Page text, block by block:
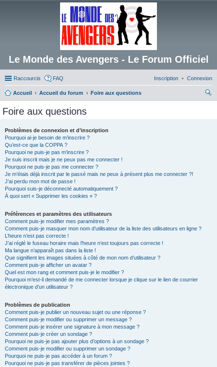
Le Monde des Avengers - Le Forum Officiel
Raccourcis FAQ Connexion
Inscription
Accueil Accueil du forum
Foire aux questions
Foire aux questions
Problèmes de connexion et d’inscription
Pourquoi ai-je besoin de m’inscrire ?
Qu’est-ce que la COPPA ?
Pourquoi ne puis-je pas m’inscrire ?
Je suis inscrit mais je ne peux pas me connecter !
Pourquoi ne puis-je pas me connecter ?
Je m’étais déjà inscrit par le passé mais ne peux à présent plus me connecter ?!
J’ai perdu mon mot de passe !
Pourquoi suis-je déconnecté automatiquement ?
À quoi sert « Supprimer les cookies » ?
Préférences et paramètres des utilisateurs
Comment puis-je modifier mes paramètres ?
Comment puis-je masquer mon nom d’utilisateur de la liste des utilisateurs en ligne ?
L’heure n’est pas correcte !
J’ai réglé le fuseau horaire mais l’heure n’est toujours pas correcte !
Ma langue n’apparaît pas dans la liste !
Que signifient les images situées à côté de mon nom d’utilisateur ?
Comment puis-je afficher un avatar ?
Quel est mon rang et comment puis-je le modifier ?
Pourquoi m’est-il demandé de me connecter lorsque je clique sur le lien de courrier
électronique d’un utilisateur ?
Problèmes de publication
Comment puis-je publier un nouveau sujet ou une réponse ?
Comment puis-je modifier ou supprimer un message ?
Comment puis-je insérer une signature à mon message ?
Comment puis-je créer un sondage ?
Pourquoi ne puis-je pas ajouter plus d’options à un sondage ?
Comment puis-je modifier ou supprimer un sondage ?
Pourquoi ne puis-je pas accéder à un forum ?
Pourquoi ne puis-je pas transférer de pièces jointes ?